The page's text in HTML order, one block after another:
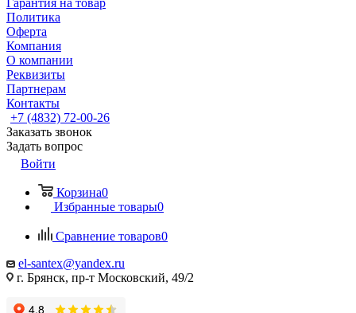
Гарантия на товар
Политика
Оферта
Компания
О компании
Реквизиты
Партнерам
Контакты
+7 (4832) 72-00-26
Заказать звонок
Задать вопрос
Войти
Корзина0
Избранные товары0
Сравнение товаров0
el-santex@yandex.ru
г. Брянск, пр-т Московский, 49/2